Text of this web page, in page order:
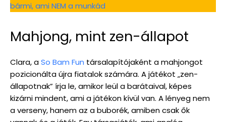
bármi, ami NEM a munkád
Mahjong, mint zen-állapot
Clara, aSo Bam Fun társalapítójaként a mahjongot
pozicionálta újra fiatalok számára. A játékot „zen-
állapotnak” írja le, amikor leül a barátaival, képes
kizárni mindent, ami a játékon kívül van. A lényeg nem
a verseny, hanem az a buborék, amiben csak ők